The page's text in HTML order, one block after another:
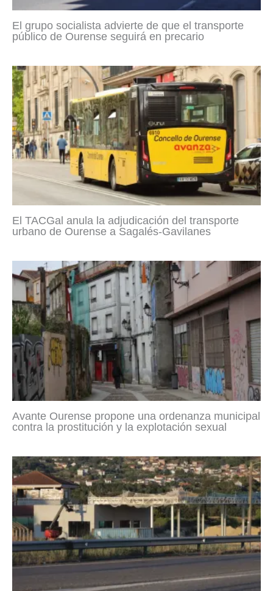
El grupo socialista advierte de que el transporte
público de Ourense seguirá en precario
El TACGal anula la adjudicación del transporte
urbano de Ourense a Sagalés-Gavilanes
Avante Ourense propone una ordenanza municipal
contra la prostitución y la explotación sexual